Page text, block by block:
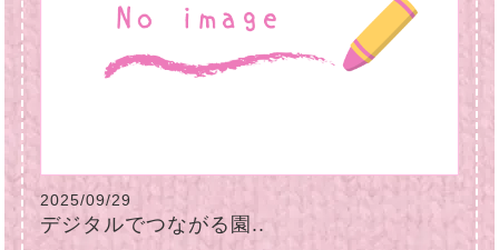
2025/09/29
デジタルでつながる園..